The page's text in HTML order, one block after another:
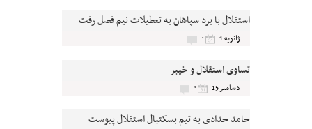
استقلال با برد سپاهان به تعطیلات نیم فصل رفت
ژانویه 1 ۰
تساوی استقلال و خیبر
دسامبر 15 ۰
حامد حدادی به تیم بسکتبال استقلال پیوست